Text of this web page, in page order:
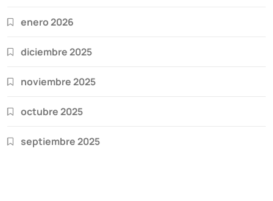
enero 2026
diciembre 2025
noviembre 2025
octubre 2025
septiembre 2025